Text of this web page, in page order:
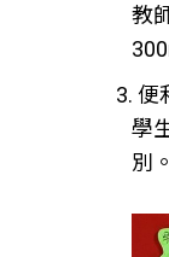
教
3. 便
學
別。